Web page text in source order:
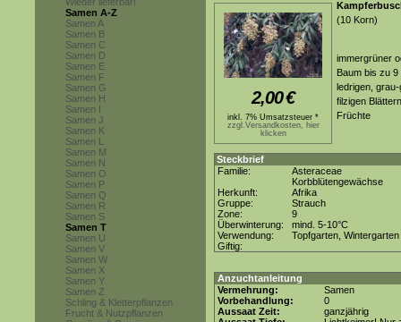
Samen A-Z
Samen A
Samen B
Samen C
Samen D
Samen E
Samen F
Samen G
Samen H
Samen I
Samen J
Samen K
Samen L
Samen M
Samen N
Samen O
Samen P
Samen Q
Samen R
Samen S
Samen T
Samen U
Samen V
Samen W
Samen X
Samen Y
Samen Z
Schling & Kletterpflanzen
Frucht & Nutzpflanzen
2,00€
inkl. 7% Umsatzsteuer *
zzgl.Versandkosten, hier
klicken
(10 Korn)
immergrüner
Baum bis zu
ledrigen,
filzigen
Früchte
Steckbrief
Familie:
Asteraceae
Korbblütengewächse
Herkunft:
Afrika
Gruppe:
Strauch
Zone:
9
Überwinterung:
mind. 5-10°C
Verwendung:
Topfgarten, Wintergarten
Giftig:
Anzuchtanleitung
Vermehrung:
Samen
Vorbehandlung:
0
Aussaat Zeit:
ganzjährig